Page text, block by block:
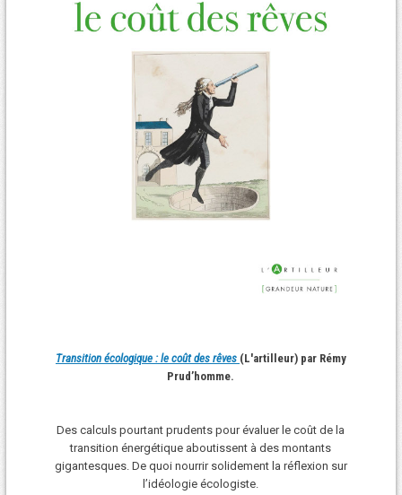
Transition écologique : le coût des rêves (L'artilleur) par Rémy
Prud’homme.
Des calculs pourtant prudents pour évaluer le coût de la
transition énergétique aboutissent à des montants
gigantesques. De quoi nourrir solidement la réflexion sur
l’idéologie écologiste.